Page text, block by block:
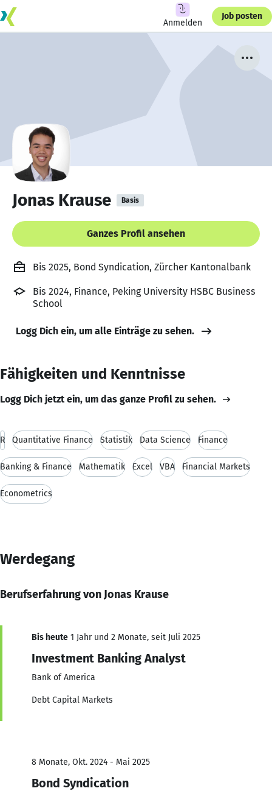
Anmelden
Job posten
Jonas Krause Basis
Ganzes Profil ansehen
Bis 2025, Bond Syndication, Zürcher Kantonalbank
Bis 2024, Finance, Peking University HSBC Business
School
Logg Dich ein, um alle Einträge zu sehen.
Fähigkeiten und Kenntnisse
Logg Dich jetzt ein, um das ganze Profil zu sehen.
R Quantitative Finance Statistik Data Science Finance
Banking & Finance Mathematik Excel VBA Financial Markets
Econometrics
Werdegang
Berufserfahrung von Jonas Krause
Bis heute 1 Jahr und 2 Monate, seit Juli 2025
Investment Banking Analyst
Bank of America
Debt Capital Markets
8 Monate, Okt. 2024 - Mai 2025
Bond Syndication